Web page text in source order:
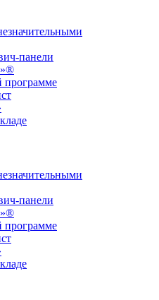
панели
программе
панели
программе